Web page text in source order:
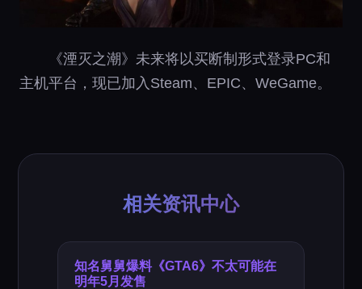
《湮灭之潮》未来将以买断制形式登录PC和
主机平台，现已加入Steam、EPIC、WeGame。
相关资讯中心
知名舅舅爆料《GTA6》不太可能在
明年5月发售